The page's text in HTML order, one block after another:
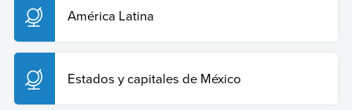
América Latina
Estados y capitales de México